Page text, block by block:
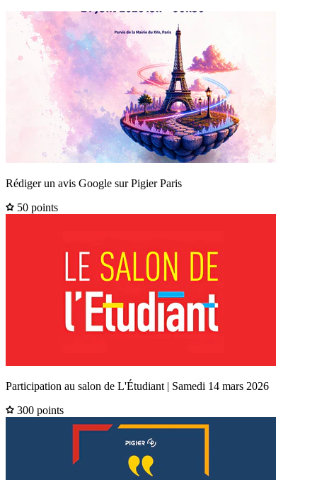
Rédiger un avis Google sur Pigier Paris
50 points
Participation au salon de L'Étudiant | Samedi 14 mars 2026
300 points